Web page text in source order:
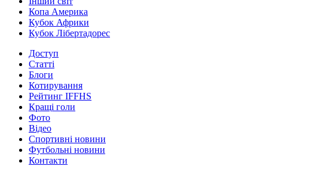
Копа Америка
Кубок Африки
Кубок Лібертадорес
Доступ
Статті
Блоги
Котирування
Рейтинг IFFHS
Кращі голи
Фото
Відео
Спортивні новини
Футбольні новини
Контакти